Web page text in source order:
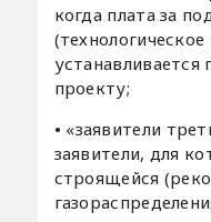
когда плата за
проекту;
• «заявители
заявители, для
строящейся